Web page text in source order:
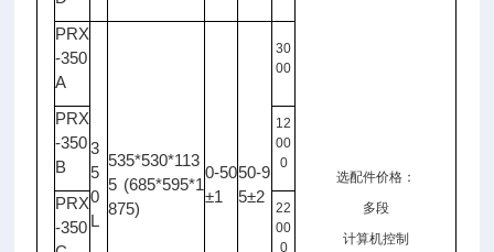
选配件价格：
多段
计算机控制
PRX
-350
A
3
5
0
L
535*530*113
5 (685*595*1
875)
0-50
±1
50-9
5±2
30
00
PRX
-350
B
12
00
0
PRX
-350
22
00
0